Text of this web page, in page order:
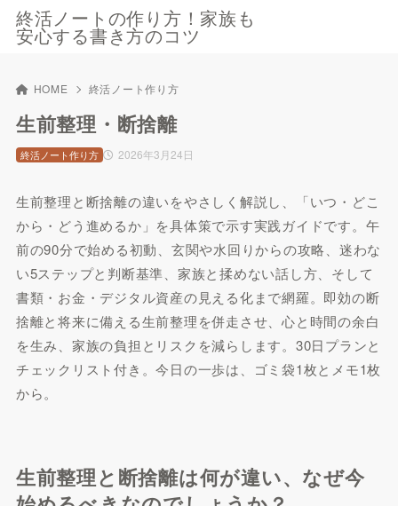
終活ノートの作り方！家族も
安心する書き方のコツ
HOME 終活ノート作り方
生前整理・断捨離
2026年3月24日
終活ノート作り方
生前整理と断捨離の違いをやさしく解説し、「いつ・どこ
から・どう進めるか」を具体策で示す実践ガイドです。午
前の90分で始める初動、玄関や水回りからの攻略、迷わな
い5ステップと判断基準、家族と揉めない話し方、そして
書類・お金・デジタル資産の見える化まで網羅。即効の断
捨離と将来に備える生前整理を併走させ、心と時間の余白
を生み、家族の負担とリスクを減らします。30日プランと
チェックリスト付き。今日の一歩は、ゴミ袋1枚とメモ1枚
から。
生前整理と断捨離は何が違い、なぜ今